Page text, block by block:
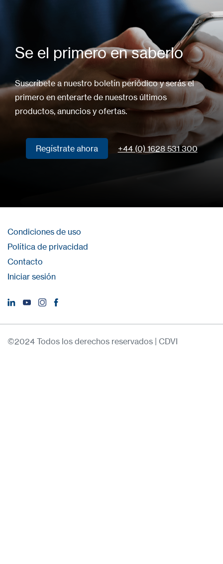
Se el primero en saberlo
Suscríbete a nuestro boletín periódico y serás el
primero en enterarte de nuestros últimos
productos, anuncios y ofertas.
Regístrate ahora +44 (0) 1628 531 300
Condiciones de uso
Política de privacidad
Contacto
Iniciar sesión
©2024 Todos los derechos reservados | CDVI